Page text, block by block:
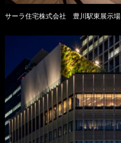
サーラ住宅株式会社 豊川駅東展示場